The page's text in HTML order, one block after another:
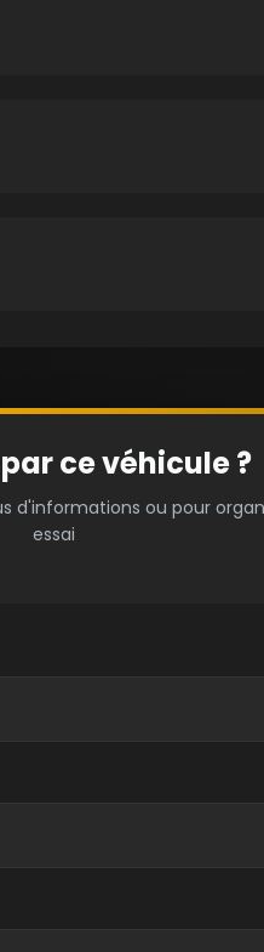
ce véhicule ?
d'informations ou pour
essai